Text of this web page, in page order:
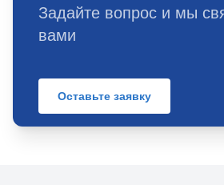
Задайте вопрос и мы
вами
Оставьте заявку